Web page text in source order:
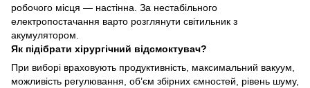
робочого місця — настінна. За нестабільного
електропостачання варто розглянути світильник з
акумулятором.
Як підібрати хірургічний відсмоктувач?
При виборі враховують продуктивність, максимальний вакуум,
можливість регулювання, об’єм збірних ємностей, рівень шуму,